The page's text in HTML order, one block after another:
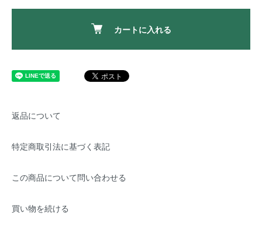
カートに入れる
返品について
特定商取引法に基づく表記
この商品について問い合わせる
買い物を続ける